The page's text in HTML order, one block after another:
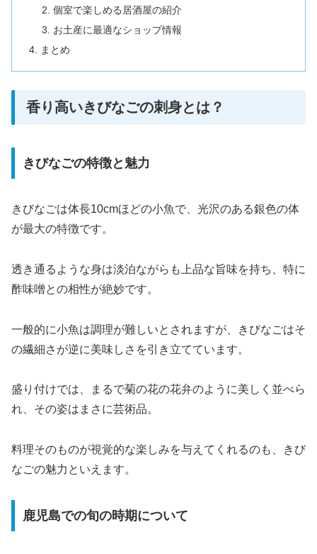
個室で楽しめる居酒屋の紹介
お土産に最適なショップ情報
まとめ
香り高いきびなごの刺身とは？
きびなごの特徴と魅力
きびなごは体長10cmほどの小魚で、光沢のある銀色の体
が最大の特徴です。
透き通るような身は淡泊ながらも上品な旨味を持ち、特に
酢味噌との相性が絶妙です。
一般的に小魚は調理が難しいとされますが、きびなごはそ
の繊細さが逆に美味しさを引き立てています。
盛り付けでは、まるで菊の花の花弁のように美しく並べら
れ、その姿はまさに芸術品。
料理そのものが視覚的な楽しみを与えてくれるのも、きび
なごの魅力といえます。
鹿児島での旬の時期について